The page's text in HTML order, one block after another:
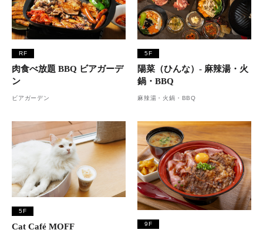
RF
肉食べ放題 BBQ ビアガーデ
ン
ビアガーデン
5F
陽菜（ひんな）- 麻辣湯・火
鍋・BBQ
麻辣湯・火鍋・BBQ
5F
Cat Café MOFF 9F